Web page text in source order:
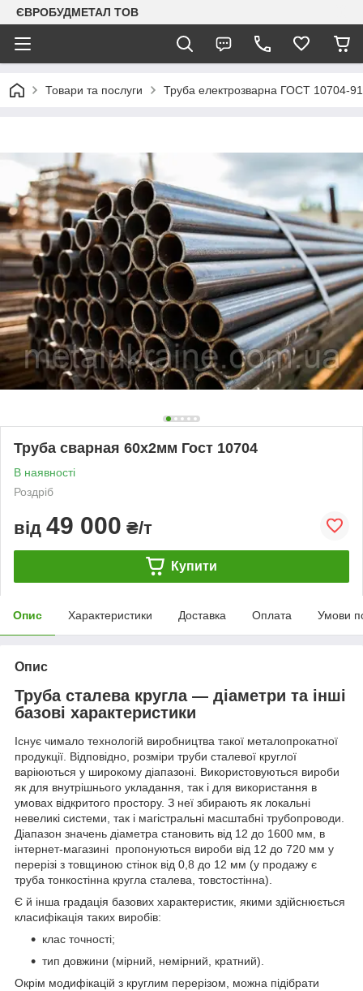
ЄВРОБУДМЕТАЛ ТОВ
Товари та послуги Труба електрозварна ГОСТ 10704-
Труба сварная 60х2мм Гост 10704
В наявності
Роздріб
від 49 000 ₴/т
Купити
Опис Характеристики Доставка Оплата Умови
Опис
Труба сталева кругла — діаметри та інші
базові характеристики
Існує чимало технологій виробництва такої металопрокатної
продукції. Відповідно, розміри труби сталевої круглої
варіюються у широкому діапазоні. Використовуються вироби
як для внутрішнього укладання, так і для використання в
умовах відкритого простору. З неї збирають як локальні
невеликі системи, так і магістральні масштабні трубопроводи.
Діапазон значень діаметра становить від 12 до 1600 мм, в
інтернет-магазині пропонуються вироби від 12 до 720 мм у
перерізі з товщиною стінок від 0,8 до 12 мм (у продажу є
труба тонкостінна кругла сталева, товстостінна).
Є й інша градація базових характеристик, якими здійснюється
класифікація таких виробів:
клас точності;
тип довжини (мірний, немірний, кратний).
Окрім модифікацій з круглим перерізом, можна підібрати